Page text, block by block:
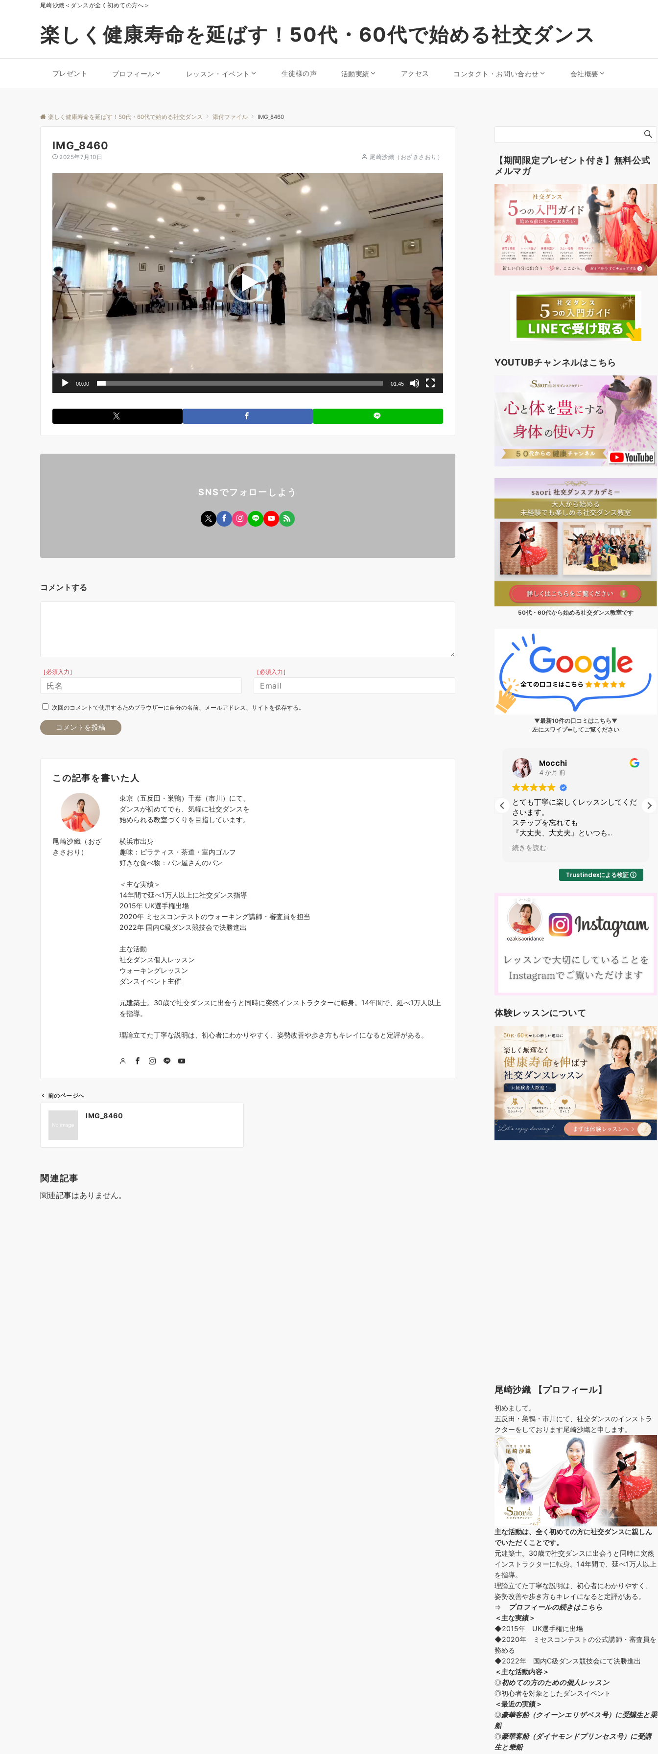
尾崎沙織＜ダンスが全く初めての方へ＞
楽しく健康寿命を延ばす！50代・60代で始める社交ダンス
プレゼント プロフィール レッスン・イベント 生徒様の声 活動実績 アクセス コンタクト・お問い合わせ 会社概要
楽しく健康寿命を延ばす！50代・60代で始める社交ダンス 添付ファイル IMG_8460
IMG_8460
2025年7月10日 尾崎沙織（おざきさおり）
プ
レ
ー
ヤ
ー
00:00 01:45
SNSでフォローしよう
コメントする
［必須入力］ ［必須入力］
次回のコメントで使用するためブラウザーに自分の名前、メールアドレス、サイトを保存する。
この記事を書いた人
尾崎沙織（おざ
きさおり）
東京（五反田・巣鴨）千葉（市川）にて、
ダンスが初めてでも、気軽に社交ダンスを
始められる教室づくりを目指しています。
横浜市出身
趣味：ピラティス・茶道・室内ゴルフ
好きな食べ物：パン屋さんのパン
＜主な実績＞
14年間で延べ1万人以上に社交ダンス指導
2015年 UK選手権出場
2020年 ミセスコンテストのウォーキング講師・審査員を担当
2022年 国内C級ダンス競技会で決勝進出
主な活動
社交ダンス個人レッスン
ウォーキングレッスン
ダンスイベント主催
元建築士。30歳で社交ダンスに出会うと同時に突然インストラクターに転身。14年間で、延べ1万人以上
を指導。
理論立てた丁寧な説明は、初心者にわかりやすく、姿勢改善や歩き方もキレイになると定評がある。
投
ナ
ゲ
ー
前のページへ
IMG_8460
関連記事
関連記事はありません。
【期間限定プレゼント付き】無料公式
メルマガ
YOUTUBチャンネルはこちら
50代・60代から始める社交ダンス教室です
▼最新10件の口コミはこちら▼
左にスワイプ⬅︎してご覧ください
生で、２０～３０代が若者でピーク年
齢と思ってましたが、社交ダンスの世
い世界を見ることができ人生に張りを
Mocchi
4 か月 前
とても丁寧に楽しくレッスンしてくだ
さいます。
ステップを忘れても
『大丈夫、大丈夫』といつも
励ましてくれる優しい先生です。
マンツーマンレッスンで1時間が
続きを読む
Trustindexによる検証
体験レッスンについて
尾崎沙織 【プロフィール】
初めまして。
五反田・巣鴨・市川にて、社交ダンスのインストラ
クターをしております尾崎沙織と申します。
主な活動は、全く初めての方に社交ダンスに親しん
でいただくことです。
元建築士。30歳で社交ダンスに出会うと同時に突然
インストラクターに転身。14年間で、延べ1万人以上
を指導。
理論立てた丁寧な説明は、初心者にわかりやすく、
姿勢改善や歩き方もキレイになると定評がある。
⇒
プロフィールの続きはこちら
＜主な実績＞
◆2015年 UK選手権に出場
◆2020年 ミセスコンテストの公式講師・審査員を
務める
◆2022年 国内C級ダンス競技会にて決勝進出
＜主な活動内容＞
◎初めての方のための個人レッスン
◎初心者を対象としたダンスイベント
＜最近の実績＞
◎豪華客船（クイーンエリザベス号）に受講生と乗
船
◎豪華客船（ダイヤモンドプリンセス号）に受講
生と乗船